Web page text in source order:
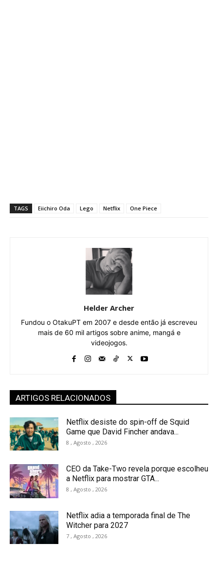
TAGS Eiichiro Oda Lego Netflix One Piece
Helder Archer
Fundou o OtakuPT em 2007 e desde então já escreveu
mais de 60 mil artigos sobre anime, mangá e
videojogos.
ARTIGOS RELACIONADOS
Netflix desiste do spin-off de Squid
Game que David Fincher andava...
8 , Agosto , 2026
CEO da Take-Two revela porque escolheu
a Netflix para mostrar GTA...
8 , Agosto , 2026
Netflix adia a temporada final de The
Witcher para 2027
7 , Agosto , 2026